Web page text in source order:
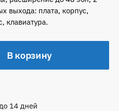
выхода: плата, корпус,
клавиатура.
В корзину
14 дней